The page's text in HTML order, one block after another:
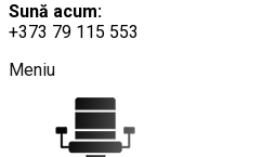
Sună acum:
+373 79 115 553
Meniu